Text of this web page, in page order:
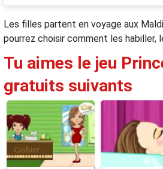
Les filles partent en voyage aux
pourrez choisir comment les
Tu aimes le jeu
gratuits suivants